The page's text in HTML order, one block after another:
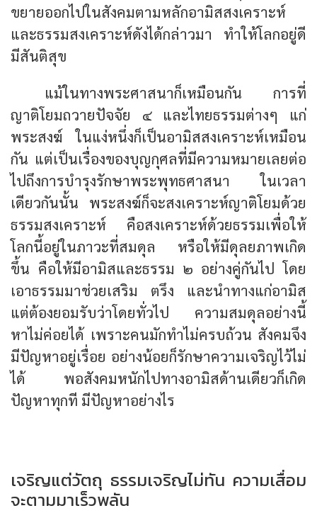
ขยายออกไปในสังคมตามหลักอามิสสงเคราะห์
และธรรมสงเคราะห์ดังได้กล่าวมา ทำให้โลกอยู่ดี
มีสันติสุข
แม้ในทางพระศาสนาก็เหมือนกัน การที่
ญาติโยมถวายปัจจัย ๔ และไทยธรรมต่างๆ แก่
พระสงฆ์ ในแง่หนึ่งก็เป็นอามิสสงเคราะห์เหมือน
กัน แต่เป็นเรื่องของบุญกุศลที่มีความหมายเลยต่อ
ไปถึงการบำรุงรักษาพระพุทธศาสนา ในเวลา
เดียวกันนั้น พระสงฆ์ก็จะสงเคราะห์ญาติโยมด้วย
ธรรมสงเคราะห์ คือสงเคราะห์ด้วยธรรมเพื่อให้
โลกนี้อยู่ในภาวะที่สมดุล หรือให้มีดุลยภาพเกิด
ขึ้น คือให้มีอามิสและธรรม ๒ อย่างคู่กันไป โดย
เอาธรรมมาช่วยเสริม ตรึง และนำทางแก่อามิส
แต่ต้องยอมรับว่าโดยทั่วไป ความสมดุลอย่างนี้
หาไม่ค่อยได้ เพราะคนมักทำไม่ครบถ้วน สังคมจึง
มีปัญหาอยู่เรื่อย อย่างน้อยก็รักษาความเจริญไว้ไม่
ได้ พอสังคมหนักไปทางอามิสด้านเดียวก็เกิด
ปัญหาทุกที มีปัญหาอย่างไร
เจริญแต่วัตถุ ธรรมเจริญไม่ทัน ความเสื่อม
จะตามมาเร็วพลัน